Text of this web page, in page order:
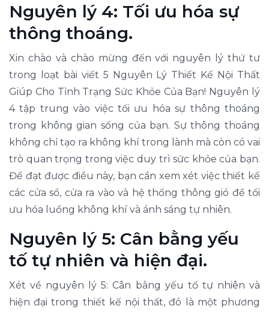
Nguyên lý 4: Tối ưu hóa sự
thông thoáng.
Xin chào và chào mừng đến với nguyên lý thứ tư
trong loạt bài viết 5 Nguyên Lý Thiết Kế Nội Thất
Giúp Cho Tỉnh Trạng Sức Khỏe Của Bạn! Nguyên lý
4 tập trung vào việc tối ưu hóa sự thông thoáng
trong không gian sống của bạn. Sự thông thoáng
không chỉ tạo ra không khí trong lành mà còn có vai
trò quan trọng trong việc duy trì sức khỏe của bạn.
Để đạt được điều này, bạn cần xem xét việc thiết kế
các cửa sổ, cửa ra vào và hệ thống thông gió để tối
ưu hóa luồng không khí và ánh sáng tự nhiên.
Nguyên lý 5: Cân bằng yếu
tố tự nhiên và hiện đại.
Xét về nguyên lý 5: Cân bằng yếu tố tự nhiên và
hiện đại trong thiết kế nội thất, đó là một phương